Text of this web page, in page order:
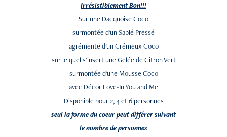
Irrésistiblement Bon!!!
Sur une Dacquoise Coco
surmontée d'un Sablé Pressé
agrémenté d'un Crémeux Coco
sur le quel s'insert une Gelée de Citron Vert
surmontée d'une Mousse Coco
avec Décor Love-In You and Me
Disponible pour 2, 4 et 6 personnes
seul la forme du coeur peut différer suivant
le nombre de personnes